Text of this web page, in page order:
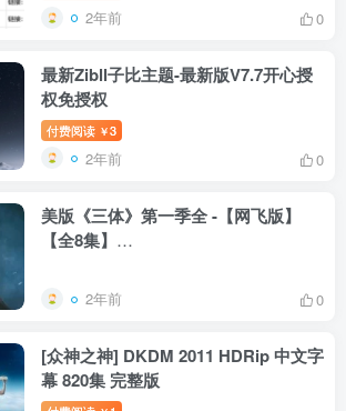
2年前 0
最新Zibll子比主题-最新版V7.7开心授
权免授权
付费阅读 ￥3
2年前 0
美版《三体》第一季全 -【网飞版】
【全8集】
中英双字 下载
2年前 0
[众神之神] DKDM 2011 HDRip 中文字
幕 820集 完整版